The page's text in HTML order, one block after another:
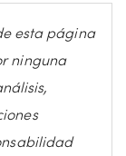
esta página
ninguna